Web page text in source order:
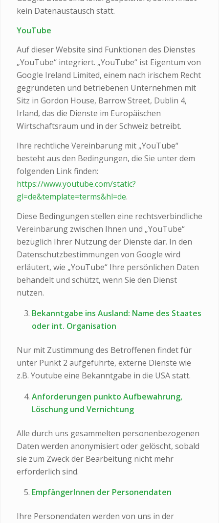
kein Datenaustausch statt.
YouTube
Auf dieser Website sind Funktionen des Dienstes
„YouTube“ integriert. „YouTube“ ist Eigentum von
Google Ireland Limited, einem nach irischem Recht
gegründeten und betriebenen Unternehmen mit
Sitz in Gordon House, Barrow Street, Dublin 4,
Irland, das die Dienste im Europäischen
Wirtschaftsraum und in der Schweiz betreibt.
Ihre rechtliche Vereinbarung mit „YouTube“
besteht aus den Bedingungen, die Sie unter dem
folgenden Link finden:
https://www.youtube.com/static?
gl=de&template=terms&hl=de.
Diese Bedingungen stellen eine rechtsverbindliche
Vereinbarung zwischen Ihnen und „YouTube“
bezüglich Ihrer Nutzung der Dienste dar. In den
Datenschutzbestimmungen von Google wird
erläutert, wie „YouTube“ Ihre persönlichen Daten
behandelt und schützt, wenn Sie den Dienst
nutzen.
Bekanntgabe ins Ausland: Name des Staates
oder int. Organisation
Nur mit Zustimmung des Betroffenen findet für
unter Punkt 2 aufgeführte, externe Dienste wie
z.B. Youtube eine Bekanntgabe in die USA statt.
Anforderungen punkto Aufbewahrung,
Löschung und Vernichtung
Alle durch uns gesammelten personenbezogenen
Daten werden anonymisiert oder gelöscht, sobald
sie zum Zweck der Bearbeitung nicht mehr
erforderlich sind.
EmpfängerInnen der Personendaten
Ihre Personendaten werden von uns in der